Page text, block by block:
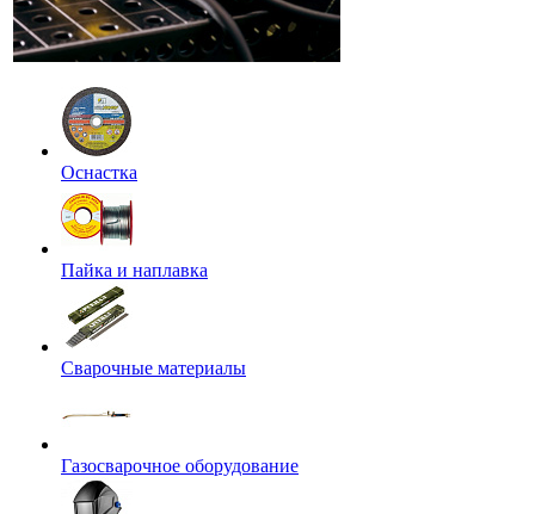
Оснастка
Пайка и наплавка
Сварочные материалы
Газосварочное оборудование